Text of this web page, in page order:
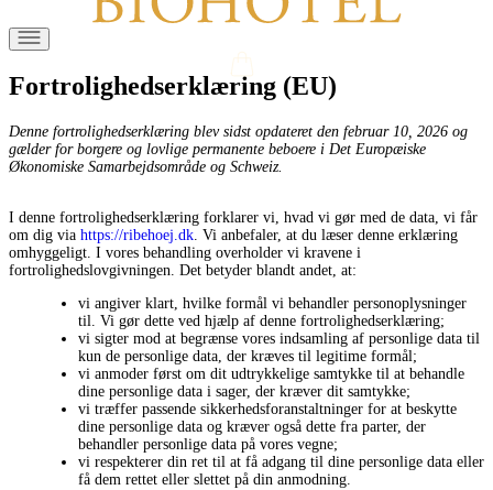
Fortrolighedserklæring (EU)
Denne fortrolighedserklæring blev sidst opdateret den februar 10, 2026 og
gælder for borgere og lovlige permanente beboere i Det Europæiske
Økonomiske Samarbejdsområde og Schweiz.
I denne fortrolighedserklæring forklarer vi, hvad vi gør med de data, vi får
om dig via https://ribehoej.dk. Vi anbefaler, at du læser denne erklæring
omhyggeligt. I vores behandling overholder vi kravene i
fortrolighedslovgivningen. Det betyder blandt andet, at:
vi angiver klart, hvilke formål vi behandler personoplysninger
til. Vi gør dette ved hjælp af denne fortrolighedserklæring;
vi sigter mod at begrænse vores indsamling af personlige data til
kun de personlige data, der kræves til legitime formål;
vi anmoder først om dit udtrykkelige samtykke til at behandle
dine personlige data i sager, der kræver dit samtykke;
vi træffer passende sikkerhedsforanstaltninger for at beskytte
dine personlige data og kræver også dette fra parter, der
behandler personlige data på vores vegne;
vi respekterer din ret til at få adgang til dine personlige data eller
få dem rettet eller slettet på din anmodning.